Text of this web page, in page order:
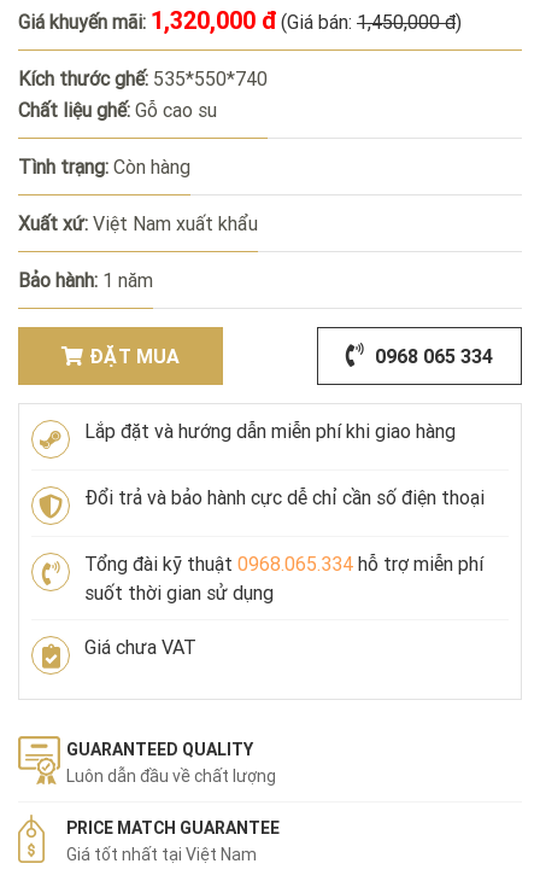
Giá khuyến mãi: 1,320,000 đ (Giá bán: 1,450,000 đ)
Kích thước ghế: 535*550*740
Chất liệu ghế: Gỗ cao su
Tình trạng: Còn hàng
Xuất xứ: Việt Nam xuất khẩu
Bảo hành: 1 năm
ĐẶT MUA 0968 065 334
Lắp đặt và hướng dẫn miễn phí khi giao hàng
Đổi trả và bảo hành cực dễ chỉ cần số điện thoại
Tổng đài kỹ thuật 0968.065.334 hỗ trợ miễn phí
suốt thời gian sử dụng
Giá chưa VAT
GUARANTEED QUALITY
Luôn dẫn đầu về chất lượng
PRICE MATCH GUARANTEE
Giá tốt nhất tại Việt Nam